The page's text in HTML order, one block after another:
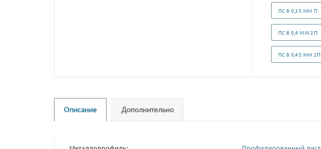
ПС 8 0,35 ММ П
ПС 8 0,4 ММ 2П
ПС 8 0,45 ММ 2П
Описание Дополнительно